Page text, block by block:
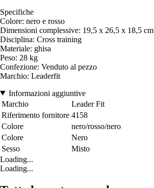
Specifiche
Colore: nero e rosso
Dimensioni complessive: 19,5 x 26,5 x 18,5 cm
Disciplina: Cross training
Materiale: ghisa
Peso: 28 kg
Confezione: Venduto al pezzo
Marchio: Leaderfit
Informazioni aggiuntive
Marchio
Leader Fit
Riferimento fornitore 4158
Colore
nero/rosso/nero
Colore
Nero
Sesso
Misto
Loading...
Loading...